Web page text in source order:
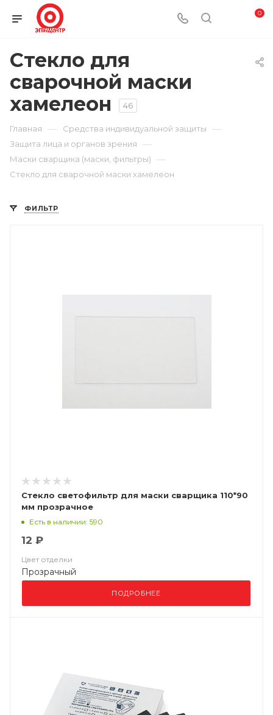
0
Стекло для
сварочной маски
хамелеон
46
Главная — Средства индивидуальной защиты —
Защита лица и органов зрения —
Маски сварщика (маски, фильтры) —
Стекло для сварочной маски хамелеон
ФИЛЬТР
Стекло светофильтр для маски сварщика 110*90
мм прозрачное
Есть в наличии: 590
12 ₽
Цвет отделки
Прозрачный
ПОДРОБНЕЕ